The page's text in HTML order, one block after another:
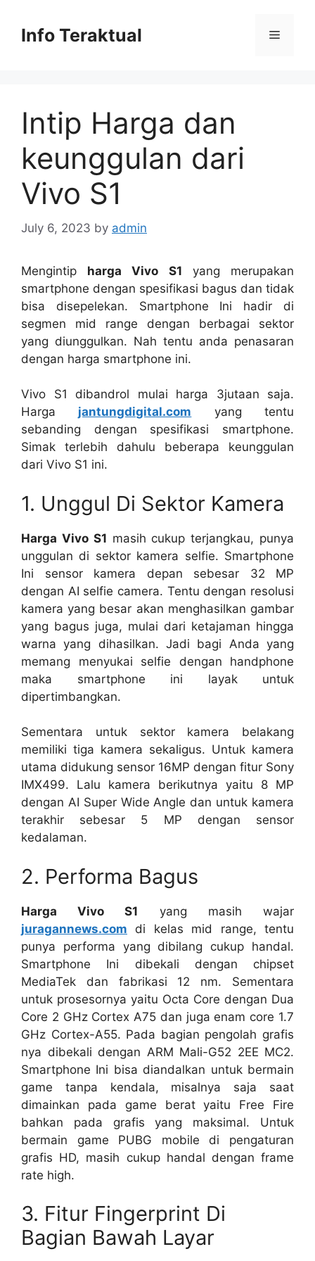
contentInfo Teraktual Menu
Intip Harga dan
keunggulan dari
Vivo S1
July 6, 2023 by admin
Mengintip harga Vivo S1 yang merupakan
smartphone dengan spesifikasi bagus dan tidak
bisa disepelekan. Smartphone Ini hadir di
segmen mid range dengan berbagai sektor
yang diunggulkan. Nah tentu anda penasaran
dengan harga smartphone ini.
Vivo S1 dibandrol mulai harga 3jutaan saja.
Harga jantungdigital.com yang tentu
sebanding dengan spesifikasi smartphone.
Simak terlebih dahulu beberapa keunggulan
dari Vivo S1 ini.
1. Unggul Di Sektor Kamera
Harga Vivo S1 masih cukup terjangkau, punya
unggulan di sektor kamera selfie. Smartphone
Ini sensor kamera depan sebesar 32 MP
dengan AI selfie camera. Tentu dengan resolusi
kamera yang besar akan menghasilkan gambar
yang bagus juga, mulai dari ketajaman hingga
warna yang dihasilkan. Jadi bagi Anda yang
memang menyukai selfie dengan handphone
maka smartphone ini layak untuk
dipertimbangkan.
Sementara untuk sektor kamera belakang
memiliki tiga kamera sekaligus. Untuk kamera
utama didukung sensor 16MP dengan fitur Sony
IMX499. Lalu kamera berikutnya yaitu 8 MP
dengan AI Super Wide Angle dan untuk kamera
terakhir sebesar 5 MP dengan sensor
kedalaman.
2. Performa Bagus
Harga Vivo S1 yang masih wajar
juragannews.com di kelas mid range, tentu
punya performa yang dibilang cukup handal.
Smartphone Ini dibekali dengan chipset
MediaTek dan fabrikasi 12 nm. Sementara
untuk prosesornya yaitu Octa Core dengan Dua
Core 2 GHz Cortex A75 dan juga enam core 1.7
GHz Cortex-A55. Pada bagian pengolah grafis
nya dibekali dengan ARM Mali-G52 2EE MC2.
Smartphone Ini bisa diandalkan untuk bermain
game tanpa kendala, misalnya saja saat
dimainkan pada game berat yaitu Free Fire
bahkan pada grafis yang maksimal. Untuk
bermain game PUBG mobile di pengaturan
grafis HD, masih cukup handal dengan frame
rate high.
3. Fitur Fingerprint Di
Bagian Bawah Layar